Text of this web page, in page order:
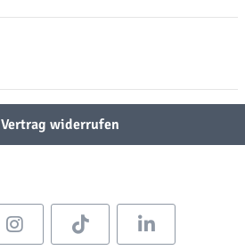
Vertrag widerrufen